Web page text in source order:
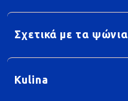
Σχετικά με τα ψώνια
Kulina